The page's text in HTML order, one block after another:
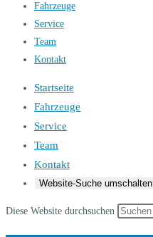
Fahrzeuge
Service
Team
Kontakt
Startseite
Fahrzeuge
Service
Team
Kontakt
Website-Suche umschalten
Diese Website durchsuchen